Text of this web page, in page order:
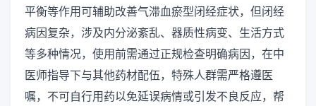
平衡等作用可辅助改善气滞血瘀型闭经症状，但闭经
病因复杂，涉及内分泌紊乱、器质性病变、生活方式
等多种情况，使用前需通过正规检查明确病因，在中
医师指导下与其他药材配伍，特殊人群需严格遵医
嘱，不可自行用药以免延误病情或引发不良反应，帮